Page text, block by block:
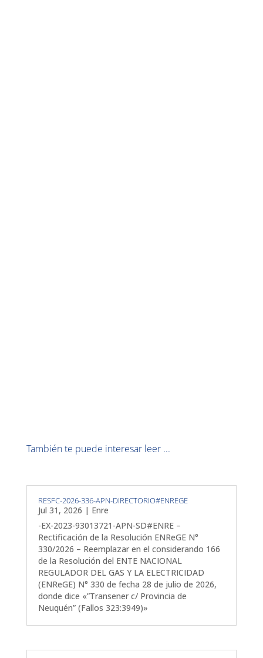
También te puede interesar leer ...
RESFC-2026-336-APN-DIRECTORIO#ENREGE
Jul 31, 2026 | Enre
-EX-2023-93013721-APN-SD#ENRE –
Rectificación de la Resolución ENReGE N°
330/2026 – Reemplazar en el considerando 166
de la Resolución del ENTE NACIONAL
REGULADOR DEL GAS Y LA ELECTRICIDAD
(ENReGE) N° 330 de fecha 28 de julio de 2026,
donde dice «”Transener c/ Provincia de
Neuquén” (Fallos 323:3949)»